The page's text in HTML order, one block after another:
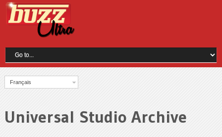
Français
Universal Studio Archive